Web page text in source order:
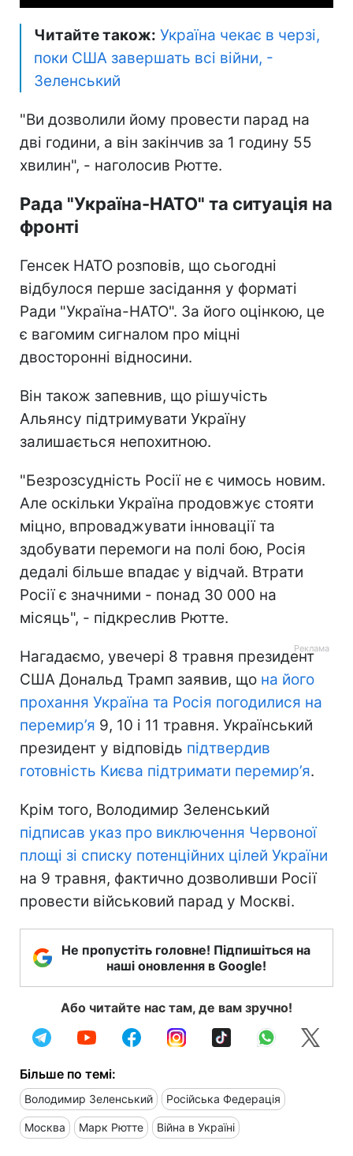
Читайте також: Україна чекає в черзі,
поки США завершать всі війни, -
Зеленський
"Ви дозволили йому провести парад на
дві години, а він закінчив за 1 годину 55
хвилин", - наголосив Рютте.
Рада "Україна-НАТО" та ситуація на
фронті
Генсек НАТО розповів, що сьогодні
відбулося перше засідання у форматі
Ради "Україна-НАТО". За його оцінкою, це
є вагомим сигналом про міцні
двосторонні відносини.
Він також запевнив, що рішучість
Альянсу підтримувати Україну
залишається непохитною.
"Безрозсудність Росії не є чимось новим.
Але оскільки Україна продовжує стояти
міцно, впроваджувати інновації та
здобувати перемоги на полі бою, Росія
дедалі більше впадає у відчай. Втрати
Росії є значними - понад 30 000 на
місяць", - підкреслив Рютте.
Нагадаємо, увечері 8 травня президент
США Дональд Трамп заявив, що на його
прохання Україна та Росія погодилися на
перемир’я 9, 10 і 11 травня. Український
президент у відповідь підтвердив
готовність Києва підтримати перемир’я.
Крім того, Володимир Зеленський
підписав указ про виключення Червоної
площі зі списку потенційних цілей України
на 9 травня, фактично дозволивши Росії
провести військовий парад у Москві.
Не пропустіть головне! Підпишіться на
наші оновлення в Google!
Або читайте нас там, де вам зручно!
Більше по темі:
Володимир Зеленський Російська Федерація
Москва Марк Рютте Війна в Україні